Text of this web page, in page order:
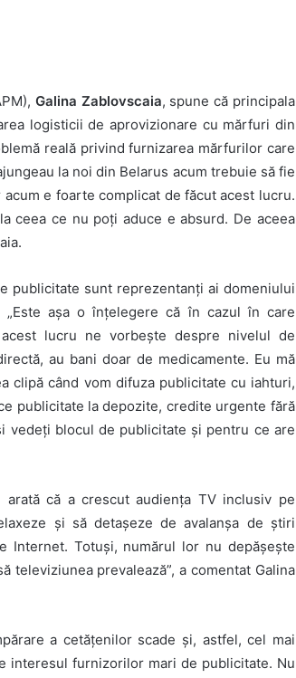
Galina Zablovscaia, spune că principala
logisticii de aprovizionare cu mărfuri din
reală privind furnizarea mărfurilor care
la noi din Belarus acum trebuie să fie
e foarte complicat de făcut acest lucru.
ceea ce nu poți aduce e absurd. De aceea
publicitate sunt reprezentanți ai domeniului
„Este așa o înțelegere că în cazul în care
lucru ne vorbește despre nivelul de
au bani doar de medicamente. Eu mă
clipă când vom difuza publicitate cu iahturi,
publicitate la depozite, credite urgente fără
vedeți blocul de publicitate și pentru ce are
că a crescut audiența TV inclusiv pe
și să detașeze de avalanșa de știri
Internet. Totuși, numărul lor nu depășește
televiziunea prevalează”, a comentat Galina
a cetățenilor scade și, astfel, cel mai
interesul furnizorilor mari de publicitate. Nu